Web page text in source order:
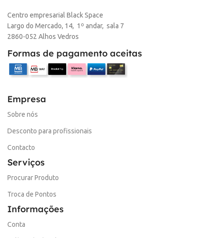
Centro empresarial Black Space
Largo do Mercado, 14, 1º andar, sala 7
2860-052 Alhos Vedros
Formas de pagamento aceitas
Empresa
Sobre nós
Desconto para profissionais
Contacto
Serviços
Procurar Produto
Troca de Pontos
Informações
Conta